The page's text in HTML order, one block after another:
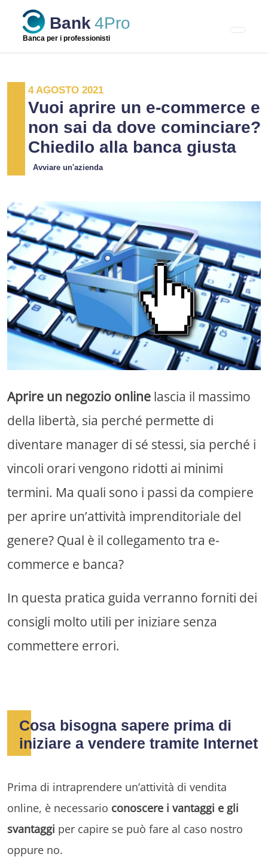
content
Bank 4Pro
Banca per i professionisti
4 AGOSTO 2021
Vuoi aprire un e-commerce e
non sai da dove cominciare?
Chiedilo alla banca giusta
Avviare un'azienda
Aprire un negozio online lascia il massimo
della libertà, sia perché permette di
diventare manager di sé stessi, sia perché i
vincoli orari vengono ridotti ai minimi
termini. Ma quali sono i passi da compiere
per aprire un’attività imprenditoriale del
genere? Qual è il collegamento tra e-
commerce e banca?
In questa pratica guida verranno forniti dei
consigli molto utili per iniziare senza
commettere errori.
Cosa bisogna sapere prima di
iniziare a vendere tramite Internet
Prima di intraprendere un’attività di vendita
online, è necessario conoscere i vantaggi e gli
svantaggi per capire se può fare al caso nostro
oppure no.